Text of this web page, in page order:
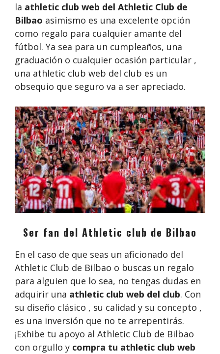
la athletic club web del Athletic Club de
Bilbao asimismo es una excelente opción
como regalo para cualquier amante del
fútbol. Ya sea para un cumpleaños, una
graduación o cualquier ocasión particular ,
una athletic club web del club es un
obsequio que seguro va a ser apreciado.
Ser fan del Athletic club de Bilbao
En el caso de que seas un aficionado del
Athletic Club de Bilbao o buscas un regalo
para alguien que lo sea, no tengas dudas en
adquirir una athletic club web del club. Con
su diseño clásico , su calidad y su concepto ,
es una inversión que no te arrepentirás.
¡Exhibe tu apoyo al Athletic Club de Bilbao
con orgullo y compra tu athletic club web